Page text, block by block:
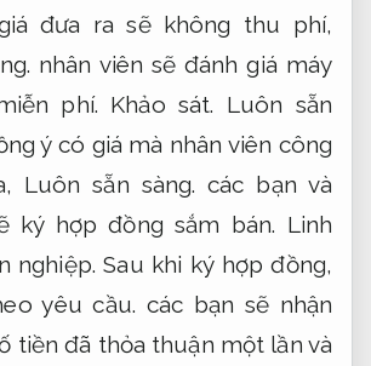
đưa ra sẽ không thu phí,
nhân viên sẽ đánh giá máy
phí. Khảo sát. Luôn sẵn
ý có giá mà nhân viên công
Luôn sẵn sàng. các bạn và
ký hợp đồng sắm bán. Linh
nghiệp. Sau khi ký hợp đồng,
yêu cầu. các bạn sẽ nhận
tiền đã thỏa thuận một lần và